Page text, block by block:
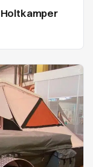
Holtkamper